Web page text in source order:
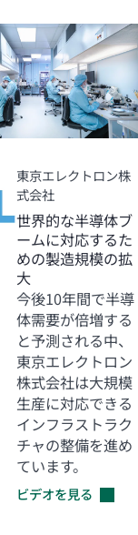
東京エレクトロン株
式会社
世界的な半導体ブ
ームに対応するた
めの製造規模の拡
大
今後10年間で半導
体需要が倍増する
と予測される中、
東京エレクトロン
株式会社は大規模
生産に対応できる
インフラストラク
チャの整備を進め
ています。
ビデオを見る